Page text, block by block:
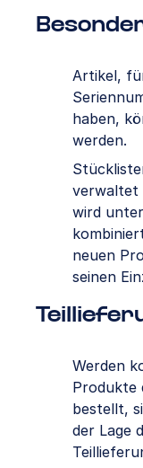
Artikel,
haben,
werden.
verwaltet
wird
neuen
seinen
Werden
Produkte
bestellt,
der Lage